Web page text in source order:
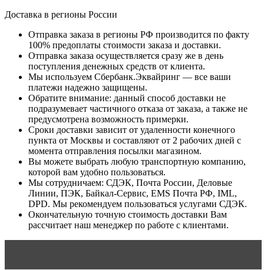
Доставка в регионы России
Отправка заказа в регионы РФ производится по факту
100% предоплаты стоимости заказа и доставки.
Отправка заказа осуществляется сразу же в день
поступления денежных средств от клиента.
Мы используем Сбербанк.Эквайринг — все ваши
платежи надежно защищены.
Обратите внимание: данный способ доставки не
подразумевает частичного отказа от заказа, а также не
предусмотрена возможность примерки.
Сроки доставки зависит от удаленности конечного
пункта от Москвы и составляют от 2 рабочих дней с
момента отправления посылки магазином.
Вы можете выбрать любую транспортную компанию,
которой вам удобно пользоваться.
Мы сотрудничаем: СДЭК, Почта России, Деловые
Линии, ПЭК, Байкал-Сервис, EMS Почта РФ, IML,
DPD. Мы рекомендуем пользоваться услугами СДЭК.
Окончательную точную стоимость доставки Вам
рассчитает наш менеджер по работе с клиентами.